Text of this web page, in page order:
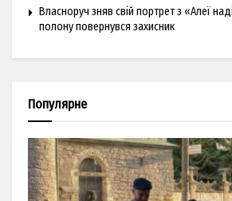
Власноруч зняв свій портрет з «Алеї
полону повернувся захисник
Популярне